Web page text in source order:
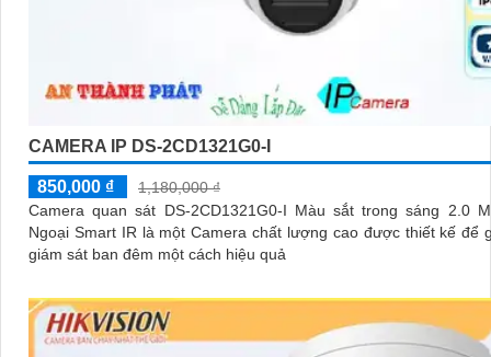
CAMERA IP DS-2CD1321G0-I
850,000 ₫
1,180,000 ₫
Camera quan sát DS-2CD1321G0-I Màu sắt trong sáng 2.0
Ngoại Smart IR là một Camera chất lượng cao được thiết kế để
giám sát ban đêm một cách hiệu quả